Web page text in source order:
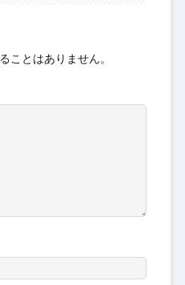
ことはありません。